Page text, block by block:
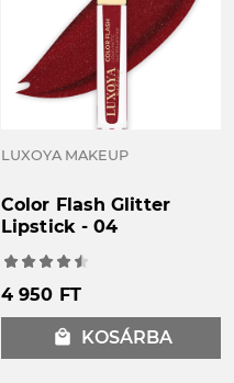
LUXOYA MAKEUP
Color Flash Glitter
Lipstick - 04
4 950 FT
local_mall KOSÁRBA